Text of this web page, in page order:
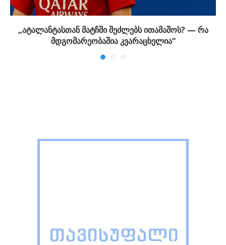
„ატალანტასთან მატჩში შეძლებს ითამაშოს? — რა
მდგომარეობაშია კვარაცხელია“